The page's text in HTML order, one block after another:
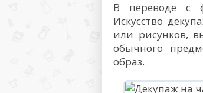
В переводе с
Искусство
или рисунков,
обычного
образ.